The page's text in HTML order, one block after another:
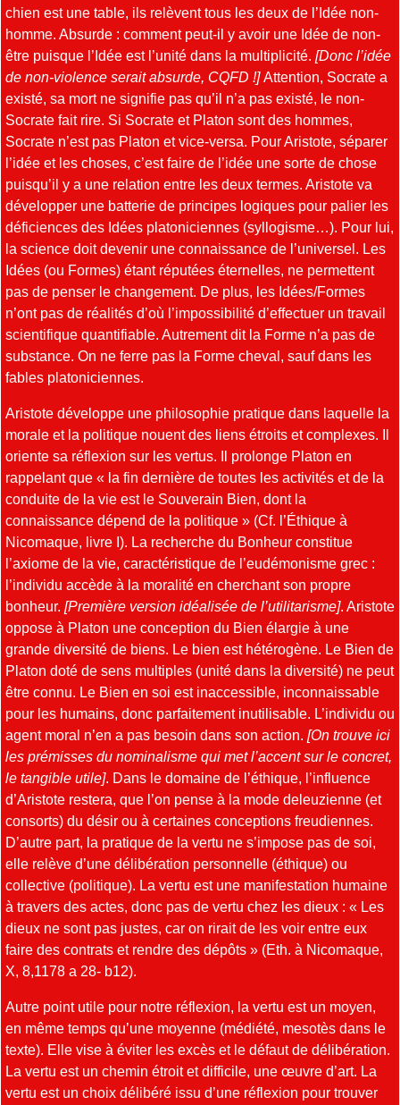
chien est une table, ils relèvent tous les deux de l’Idée non-
homme. Absurde : comment peut-il y avoir une Idée de non-
être puisque l’Idée est l’unité dans la multiplicité. [Donc l’idée
de non-violence serait absurde, CQFD !]Attention, Socrate a
existé, sa mort ne signifie pas qu’il n’a pas existé, le non-
Socrate fait rire. Si Socrate et Platon sont des hommes,
Socrate n’est pas Platon et vice-versa. Pour Aristote, séparer
l’idée et les choses, c’est faire de l’idée une sorte de chose
puisqu’il y a une relation entre les deux termes. Aristote va
développer une batterie de principes logiques pour palier les
déficiences des Idées platoniciennes (syllogisme…). Pour lui,
la science doit devenir une connaissance de l’universel. Les
Idées (ou Formes) étant réputées éternelles, ne permettent
pas de penser le changement. De plus, les Idées/Formes
n’ont pas de réalités d’où l’impossibilité d’effectuer un travail
scientifique quantifiable. Autrement dit la Forme n’a pas de
substance. On ne ferre pas la Forme cheval, sauf dans les
fables platoniciennes.
Aristote développe une philosophie pratique dans laquelle la
morale et la politique nouent des liens étroits et complexes. Il
oriente sa réflexion sur les vertus. Il prolonge Platon en
rappelant que « la fin dernière de toutes les activités et de la
conduite de la vie est le Souverain Bien, dont la
connaissance dépend de la politique » (Cf. l’Éthique à
Nicomaque, livre I). La recherche du Bonheur constitue
l’axiome de la vie, caractéristique de l’eudémonisme grec :
l’individu accède à la moralité en cherchant son propre
bonheur. [Première version idéalisée de l’utilitarisme]. Aristote
oppose à Platon une conception du Bien élargie à une
grande diversité de biens. Le bien est hétérogène. Le Bien de
Platon doté de sens multiples (unité dans la diversité) ne peut
être connu. Le Bien en soi est inaccessible, inconnaissable
pour les humains, donc parfaitement inutilisable. L’individu ou
agent moral n’en a pas besoin dans son action. [On trouve ici
les prémisses du nominalisme qui met l’accent sur le concret,
le tangible utile]. Dans le domaine de l’éthique, l’influence
d’Aristote restera, que l’on pense à la mode deleuzienne (et
consorts) du désir ou à certaines conceptions freudiennes.
D’autre part, la pratique de la vertu ne s’impose pas de soi,
elle relève d’une délibération personnelle (éthique) ou
collective (politique). La vertu est une manifestation humaine
à travers des actes, donc pas de vertu chez les dieux : « Les
dieux ne sont pas justes, car on rirait de les voir entre eux
faire des contrats et rendre des dépôts » (Eth. à Nicomaque,
X, 8,1178 a 28- b12).
Autre point utile pour notre réflexion, la vertu est un moyen,
en même temps qu’une moyenne (médiété, mesotès dans le
texte). Elle vise à éviter les excès et le défaut de délibération.
La vertu est un chemin étroit et difficile, une œuvre d’art. La
vertu est un choix délibéré issu d’une réflexion pour trouver